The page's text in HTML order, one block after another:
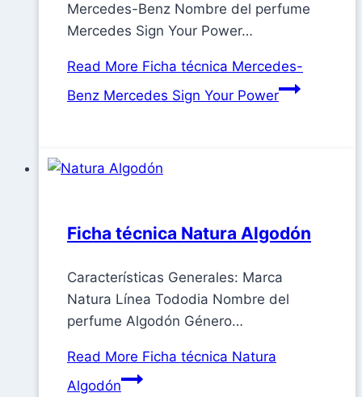
Mercedes-Benz Nombre del perfume
Mercedes Sign Your Power…
Read More Ficha técnica Mercedes-
Benz Mercedes Sign Your Power
Ficha técnica Natura Algodón
Características Generales: Marca
Natura Línea Tododia Nombre del
perfume Algodón Género…
Read More Ficha técnica Natura
Algodón